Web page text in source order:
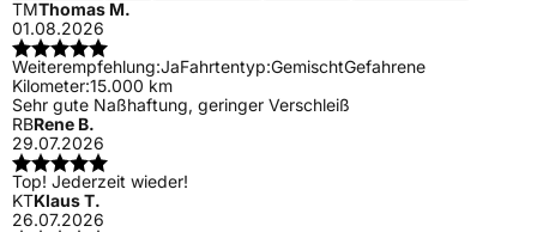
TMThomas M.
01.08.2026
Weiterempfehlung:JaFahrtentyp:GemischtGefahrene
Kilometer:15.000 km
Sehr gute Naßhaftung, geringer Verschleiß
RBRene B.
29.07.2026
Top! Jederzeit wieder!
KTKlaus T.
26.07.2026